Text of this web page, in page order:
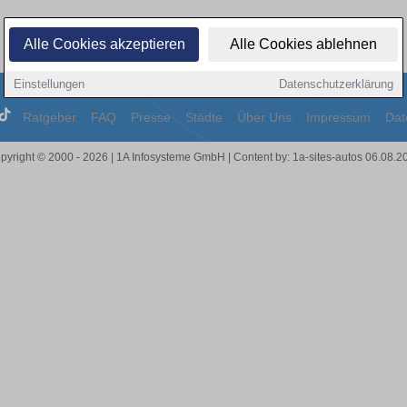
Alle Cookies akzeptieren Alle Cookies ablehnen
Einstellungen Datenschutzerklärung
Ratgeber FAQ Presse Städte Über Uns Impressum
© 2000 - 2026 | 1A Infosysteme GmbH | Content by: 1a-sites-autos